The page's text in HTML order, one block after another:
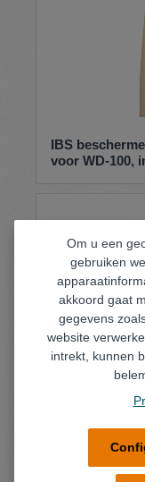
IBS
voor WD-100,
Om u een
gebruiken
akkoord gaat
gegevens
website
intrekt, kunnen